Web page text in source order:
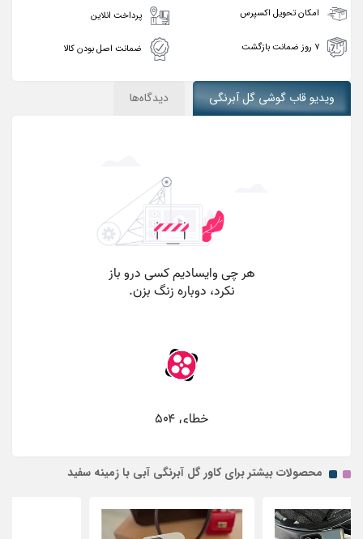
امکان تحویل اکسپرس پرداخت انلاین
۷ روز ضمانت بازگشت ضمانت اصل بودن کالا
ویدیو قاب گوشی گل آبرنگی دیدگاه‌ها
محصولات بیشتر برای کاور گل آبرنگی آبی با زمینه سفید